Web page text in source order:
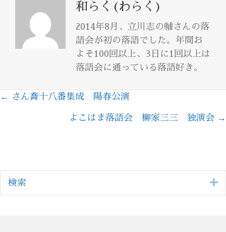
和らく(わらく)
2014年8月、立川志の輔さんの落
語会が初の落語でした。年間お
よそ100回以上、3日に1回以上は
落語会に通っている落語好き。
Posts
navigation
← さん喬十八番集成 陽春公演
よこはま落語会 柳家三三 独演会 →
検索